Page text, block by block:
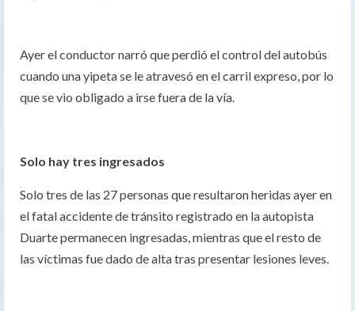
Ayer el conductor narró que perdió el control del autobús
cuando una yipeta se le atravesó en el carril expreso, por lo
que se vio obligado a irse fuera de la vía.
Solo hay tres ingresados
Solo tres de las 27 personas que resultaron heridas ayer en
el fatal accidente de tránsito registrado en la autopista
Duarte permanecen ingresadas, mientras que el resto de
las víctimas fue dado de alta tras presentar lesiones leves.